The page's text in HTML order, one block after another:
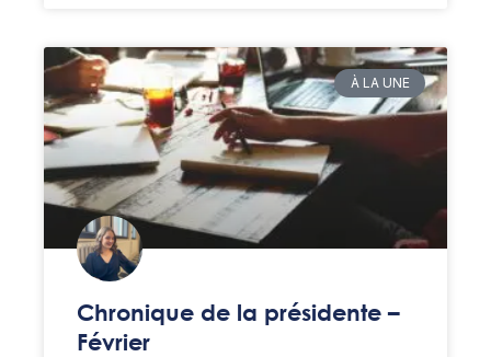
À LA UNE
Chronique de la présidente –
Février